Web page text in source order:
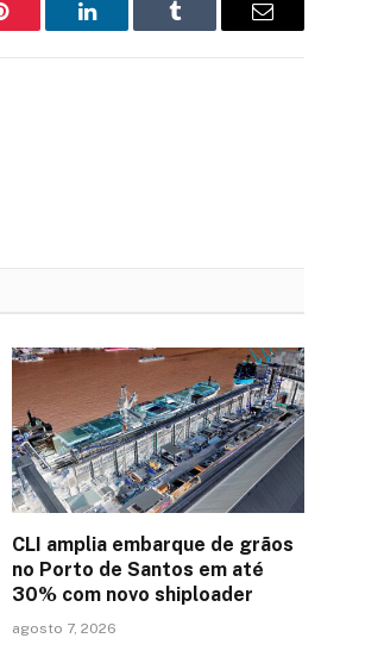
LinkedIn Tumblr Email
CLI amplia embarque de grãos
no Porto de Santos em até
30% com novo shiploader
agosto 7, 2026